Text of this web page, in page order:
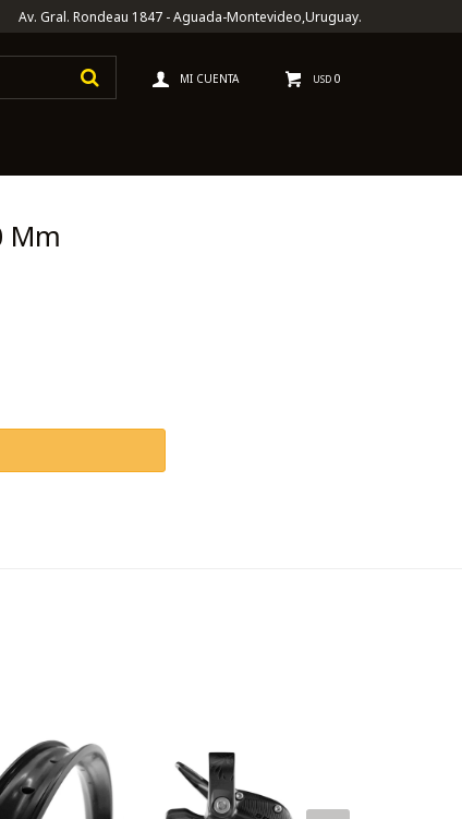
USD 0
Av. Gral. Rondeau 1847 - Aguada-Montevideo,Uruguay.
Mm